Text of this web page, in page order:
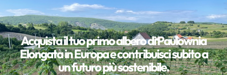
Acquista il tuo primo albero di Paulownia
Elongata in Europa e contribuisci subito a
un futuro più sostenibile.